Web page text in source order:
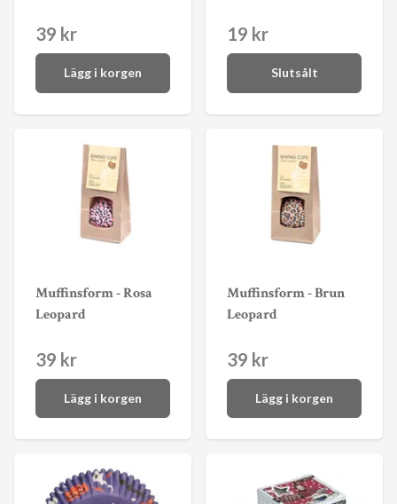
39 kr
Lägg i korgen
19 kr
Slutsålt
Muffinsform - Rosa
Leopard
39 kr
Lägg i korgen
Muffinsform - Brun
Leopard
39 kr
Lägg i korgen